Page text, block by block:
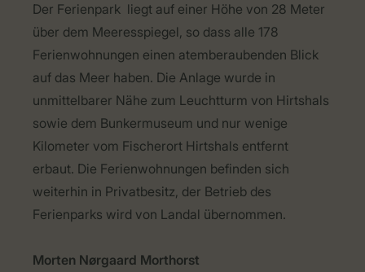
Der Ferienpark liegt auf einer Höhe von 28 Meter
über dem Meeresspiegel, so dass alle 178
Ferienwohnungen einen atemberaubenden Blick
auf das Meer haben. Die Anlage wurde in
unmittelbarer Nähe zum Leuchtturm von Hirtshals
sowie dem Bunkermuseum und nur wenige
Kilometer vom Fischerort Hirtshals entfernt
erbaut. Die Ferienwohnungen befinden sich
weiterhin in Privatbesitz, der Betrieb des
Ferienparks wird von Landal übernommen.
Morten Nørgaard Morthorst